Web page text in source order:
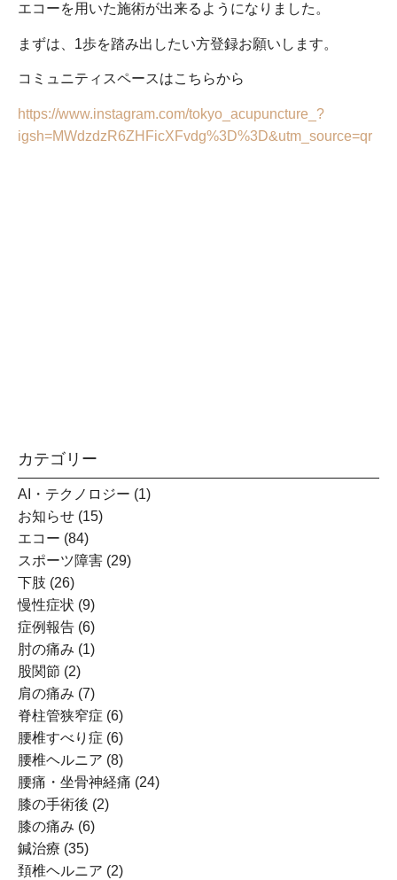
エコーを用いた施術が出来るようになりました。
まずは、 1歩を踏み出したい方登録お願いします。
コミュニティスペースはこちらから
https://www.instagram.com/tokyo_acupuncture_?
igsh=MWdzdzR6ZHFicXFvdg%3D%3D&utm_source=qr
カテゴリー
AI・テクノロジー (1)
お知らせ (15)
エコー (84)
スポーツ障害 (29)
下肢 (26)
慢性症状 (9)
症例報告 (6)
肘の痛み (1)
股関節 (2)
肩の痛み (7)
脊柱管狭窄症 (6)
腰椎すべり症 (6)
腰椎ヘルニア (8)
腰痛・坐骨神経痛 (24)
膝の手術後 (2)
膝の痛み (6)
鍼治療 (35)
頚椎ヘルニア (2)